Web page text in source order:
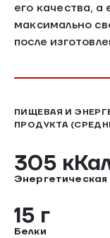
его качества,
максимально
после
ПИЩЕВАЯ И
ПРОДУКТА
305
Энергетическая
15 г
Белки